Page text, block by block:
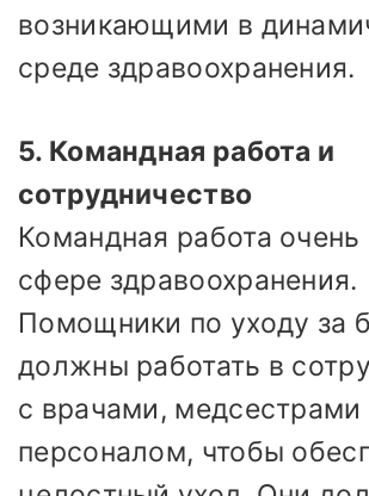
возникающими в
среде здравоохранения.
5. Командная работа и
сотрудничество
Командная работа
сфере здравоохранения.
Помощники по уходу за
должны работать в
с врачами, медсестрами
персоналом, чтобы